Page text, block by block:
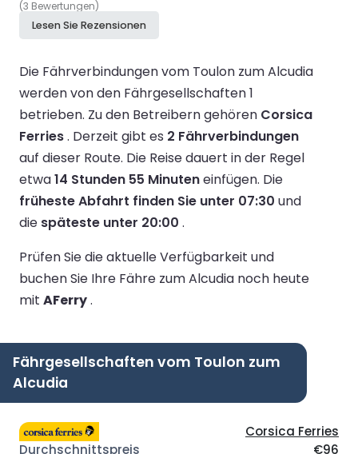
(3 Bewertungen)
Lesen Sie Rezensionen
Die Fährverbindungen vom Toulon zum Alcudia
werden von den Fährgesellschaften 1
betrieben. Zu den Betreibern gehören Corsica
Ferries. Derzeit gibt es 2 Fährverbindungen
auf dieser Route. Die Reise dauert in der Regel
etwa14 Stunden 55 Minuteneinfügen. Die
früheste Abfahrt finden Sie unter 07:30 und
die späteste unter 20:00 .
Prüfen Sie die aktuelle Verfügbarkeit und
buchen Sie Ihre Fähre zum Alcudia noch heute
mit AFerry.
Fährgesellschaften vom Toulon zum
Alcudia
Corsica Ferries
€96